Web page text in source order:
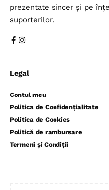
prezentate sincer și pe
suporterilor.
Legal
Contul meu
Politica de Confidențialitate
Politica de Cookies
Politică de rambursare
Termeni și Condiții